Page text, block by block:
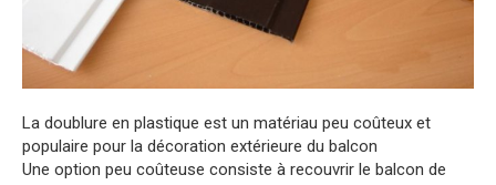
La doublure en plastique est un matériau peu coûteux et
populaire pour la décoration extérieure du balcon
Une option peu coûteuse consiste à recouvrir le balcon de